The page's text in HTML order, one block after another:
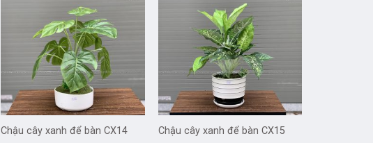
Chậu cây xanh để bàn CX14 Chậu cây xanh để bàn CX15